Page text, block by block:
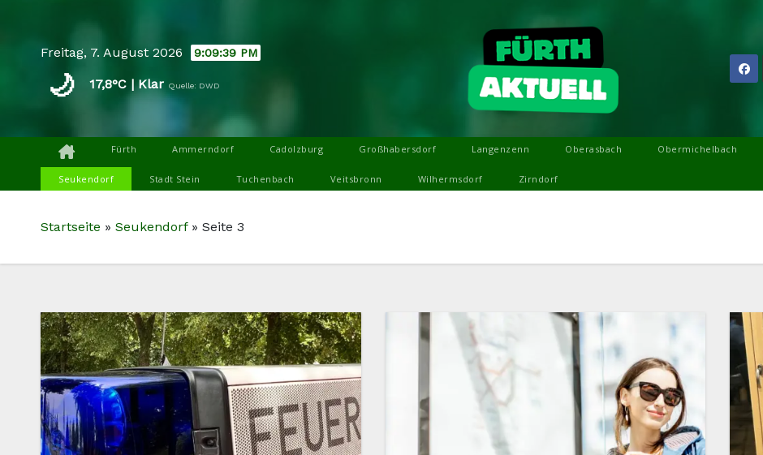
contentFreitag, 7. August 2026 9:09:40 PM
🌙 17,8°C | Klar Quelle: DWD
Fürth Ammerndorf Cadolzburg Großhabersdorf Langenzenn Oberasbach Obermichelbach
Seukendorf Stadt Stein Tuchenbach Veitsbronn Wilhermsdorf Zirndorf
Startseite » Seukendorf» Seite 3